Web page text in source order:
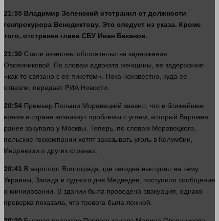
21:55 Владимир Зеленский отстранил от должности
генпрокурора Венедиктову. Это следует из указа. Кроме
того, отстранен глава СБУ Иван Баканов.
21:30 Стали известны обстоятельства задержания
Овсянниковой. По словам адвоката женщины, ее задержание
«как-то связано с ее пикетом». Пока неизвестно, куда ее
отвезли, передает РИА Новости.
20:54 Премьер Польши Моравецкий заявил, что в ближайшее
время в стране возникнут проблемы с углем, который Варшава
ранее закупала у Москвы. Теперь, по словам Моравецкого,
польские госкомпании хотят заказывать уголь в Колумбии,
Индонезии и других странах.
20:41 В аэропорт Волгограда, где сегодня выступал на тему
Украины, Запада и судного дня Медведев, поступило сообщение
о минировании. В здании была проведена эвакуация, однако
проверка показала, что тревога была ложной.